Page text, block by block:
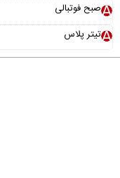
صبح فوتبالی
تیتر پلاس